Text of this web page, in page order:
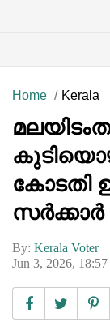
Home Kerala
കോടതി
By: Kerala Voter
Jun 3, 2026,